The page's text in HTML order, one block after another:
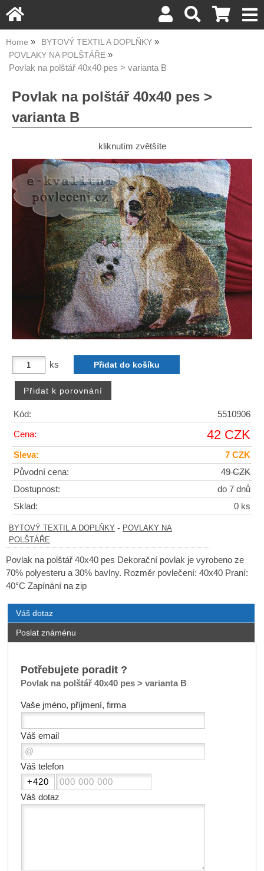
Home
BYTOVÝ TEXTIL A DOPLŇKY
POVLAKY NA POLŠTÁŘE
Povlak na polštář 40x40 pes > varianta B
Povlak na polštář 40x40 pes >
varianta B
kliknutím zvětšíte
ks
Kód: 5510906
Cena: 42 CZK
Sleva:
7 CZK
Původní cena:
49 CZK
Dostupnost:
do 7 dnů
Sklad:
0 ks
BYTOVÝ TEXTIL A DOPLŇKY - POVLAKY NA
POLŠTÁŘE
Povlak na polštář 40x40 pes Dekorační povlak je vyrobeno ze
70% polyesteru a 30% bavlny. Rozměr povlečení: 40x40 Praní:
40°C Zapínání na zip
Váš dotaz
Poslat známénu
Potřebujete poradit ?
Povlak na polštář 40x40 pes > varianta B
Vaše jméno, příjmení, firma
Váš email
Váš telefon
Váš dotaz